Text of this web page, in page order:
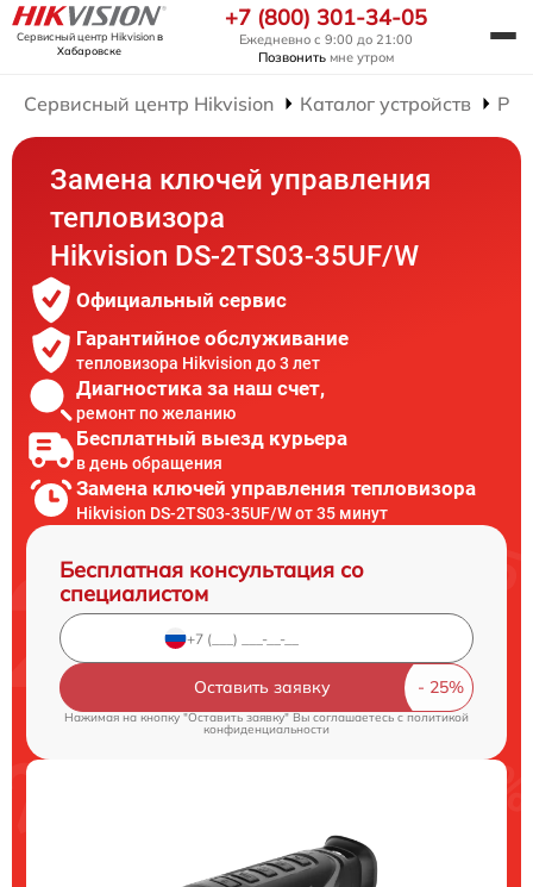
Сервисный центр Hikvisionв
Хабаровске
+7 (800) 301-34-05
Ежедневно с 9:00 до 21:00
Позвонить мне утром
Сервисный центр Hikvision Каталог устройств
Замена ключей управления
тепловизора
Hikvision DS-2TS03-35UF/W
Официальный сервис
Гарантийное обслуживание
тепловизора Hikvision до 3 лет
Диагностика за наш счет,
ремонт по желанию
Бесплатный выезд курьера
в день обращения
Замена ключей управления тепловизора
Hikvision DS-2TS03-35UF/W от 35 минут
Бесплатная консультация со
специалистом
Оставить заявку
Нажимая на кнопку "Оставить заявку" Вы соглашаетесь cполитикой
конфиденциальности